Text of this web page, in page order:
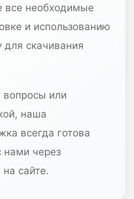
все необходимые
и использованию
для скачивания
вопросы или
наша
всегда готова
нами через
сайте.